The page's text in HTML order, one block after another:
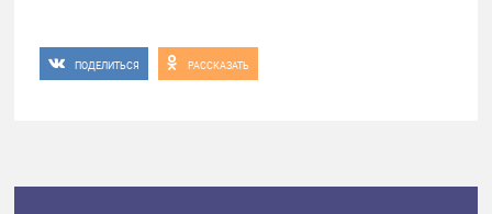
ПОДЕЛИТЬСЯ РАССКАЗАТЬ